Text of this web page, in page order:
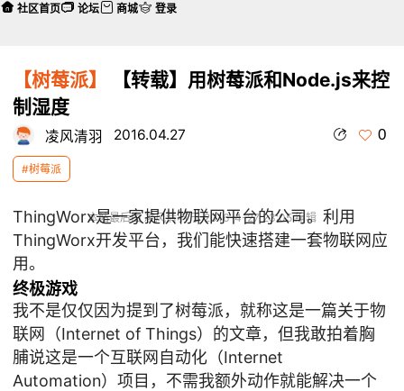
【树莓派】
【转载】用树莓派和Node.js来控
制湿度
凌风清羽 2016.04.27 0
#树莓派
本帖最后由 凌风清羽 于 2016-4-27 23:05 编辑
ThingWorx是一家提供物联网平台的公司。利用
ThingWorx开发平台，我们能快速搭建一套物联网应
用。
终极游戏
我不是仅仅因为提到了树莓派，就称这是一篇关于物
联网（Internet of Things）的文章，但我敢拍着胸
脯说这是一个互联网自动化（Internet
Automation）项目，不需我额外动作就能解决一个
社区首页 论坛 商城 登录